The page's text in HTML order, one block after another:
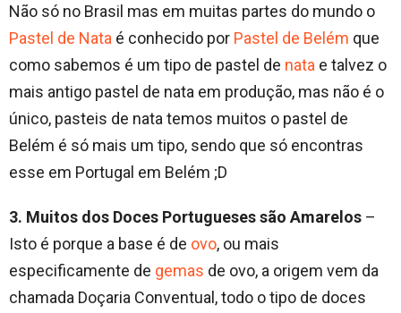
Não só no Brasil mas em muitas partes do mundo o
Pastel de Nata é conhecido por Pastel de Belém que
como sabemos é um tipo de pastel de nata e talvez o
mais antigo pastel de nata em produção, mas não é o
único, pasteis de nata temos muitos o pastel de
Belém é só mais um tipo, sendo que só encontras
esse em Portugal em Belém ;D
3. Muitos dos Doces Portugueses são Amarelos –
Isto é porque a base é de ovo, ou mais
especificamente de gemas de ovo, a origem vem da
chamada Doçaria Conventual, todo o tipo de doces